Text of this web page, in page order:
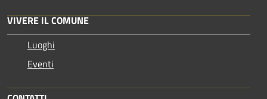
VIVERE IL COMUNE
Luoghi
Eventi